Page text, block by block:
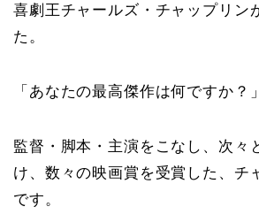
喜劇王チャールズ・チャップリン
た。
「あなたの最高傑作は何ですか？」
監督・脚本・主演をこなし、次々
け、数々の映画賞を受賞した、チ
です。